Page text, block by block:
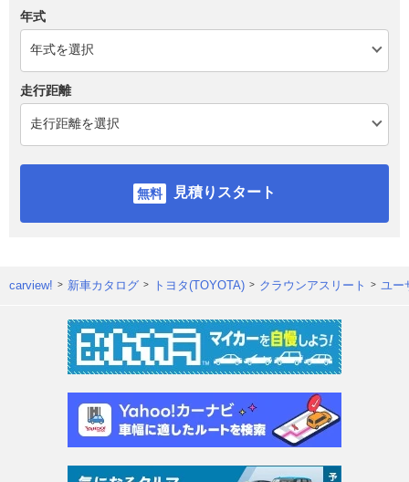
年式
走行距離
見積りスタート
carview! 新車カタログ トヨタ(TOYOTA) クラウンアスリート ユー